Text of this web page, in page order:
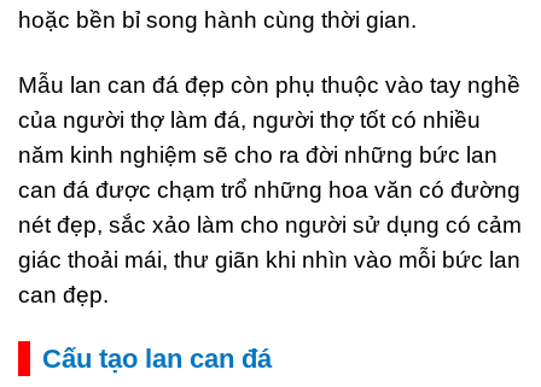
hoặc bền bỉ song hành cùng thời gian.
Mẫu lan can đá đẹp còn phụ thuộc vào tay nghề
của người thợ làm đá, người thợ tốt có nhiều
năm kinh nghiệm sẽ cho ra đời những bức lan
can đá được chạm trổ những hoa văn có đường
nét đẹp, sắc xảo làm cho người sử dụng có cảm
giác thoải mái, thư giãn khi nhìn vào mỗi bức lan
can đẹp.
Cấu tạo lan can đá